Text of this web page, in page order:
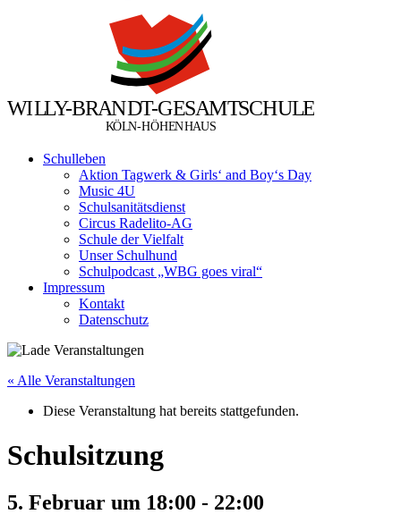
WILLY-BRANDT-GESAMTSCHULE
KÖLN-HÖHENHAUS
Schulleben
Aktion Tagwerk & Girls‘ and Boy‘s Day
Music 4U
Schulsanitätsdienst
Circus Radelito-AG
Schule der Vielfalt
Unser Schulhund
Schulpodcast „WBG goes viral“
Impressum
Kontakt
Datenschutz
« Alle Veranstaltungen
Diese Veranstaltung hat bereits stattgefunden.
Schulsitzung
5. Februar um 18:00 - 22:00